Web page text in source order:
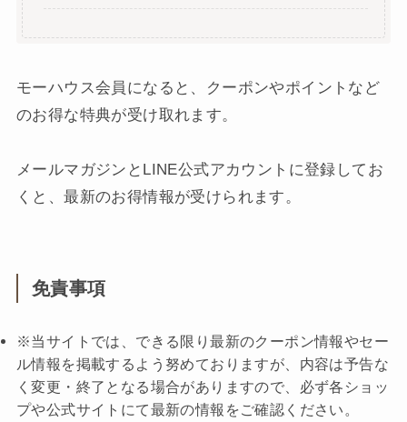
モーハウス会員になると、クーポンやポイントなど
のお得な特典が受け取れます。
メールマガジンとLINE公式アカウントに登録してお
くと、最新のお得情報が受けられます。
免責事項
※当サイトでは、できる限り最新のクーポン情報やセー
ル情報を掲載するよう努めておりますが、内容は予告な
く変更・終了となる場合がありますので、必ず各ショッ
プや公式サイトにて最新の情報をご確認ください。